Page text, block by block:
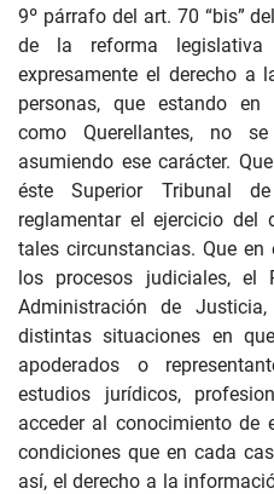
9º párrafo del art. 70 “bis”
de la reforma legislativa
expresamente el derecho a
personas, que estando en
como Querellantes, no
asumiendo ese carácter.
éste Superior Tribunal
reglamentar el ejercicio del
tales circunstancias. Que
los procesos judiciales, el
Administración de
distintas situaciones en
apoderados o
estudios jurídicos,
acceder al conocimiento de
condiciones que en cada
así, el derecho a la